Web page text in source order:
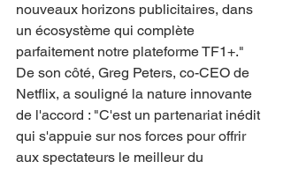
nouveaux horizons publicitaires, dans
un écosystème qui complète
parfaitement notre plateforme TF1+."
De son côté, Greg Peters, co-CEO de
Netflix, a souligné la nature innovante
de l'accord : "C'est un partenariat inédit
qui s'appuie sur nos forces pour offrir
aux spectateurs le meilleur du